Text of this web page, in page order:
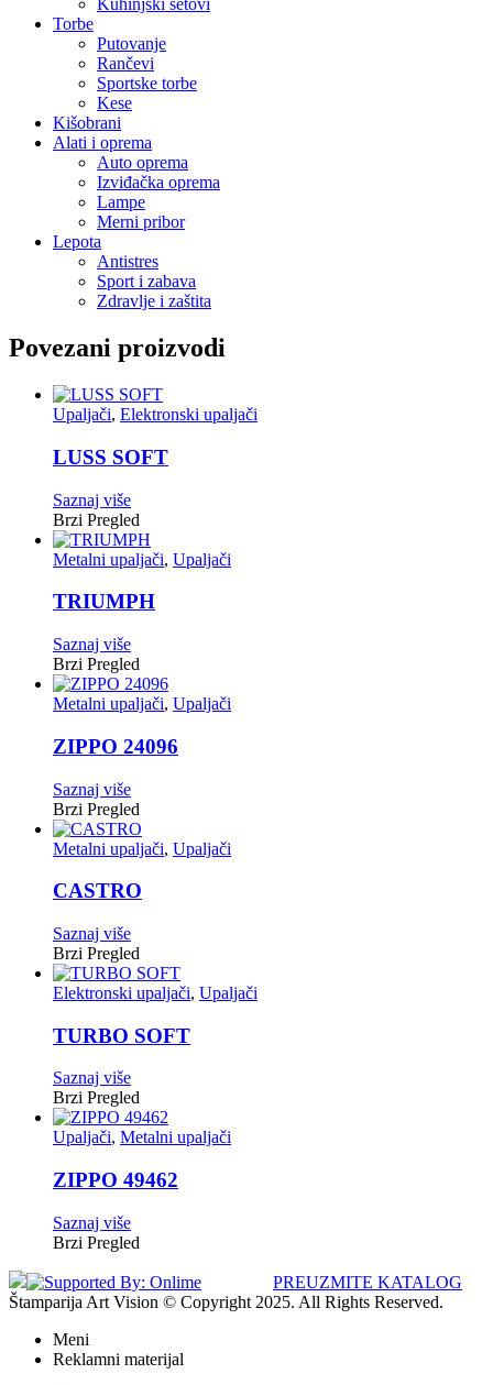
Kuhinjski setovi
Torbe
Putovanje
Rančevi
Sportske torbe
Kese
Kišobrani
Alati i oprema
Auto oprema
Izviđačka oprema
Lampe
Merni pribor
Lepota
Antistres
Sport i zabava
Zdravlje i zaštita
Povezani proizvodi
Upaljači, Elektronski upaljači
LUSS SOFT
Saznaj više
Brzi Pregled
Metalni upaljači, Upaljači
TRIUMPH
Saznaj više
Brzi Pregled
Metalni upaljači, Upaljači
ZIPPO 24096
Saznaj više
Brzi Pregled
Metalni upaljači, Upaljači
CASTRO
Saznaj više
Brzi Pregled
Elektronski upaljači, Upaljači
TURBO SOFT
Saznaj više
Brzi Pregled
Upaljači, Metalni upaljači
ZIPPO 49462
Saznaj više
Brzi Pregled
PREUZMITE KATALOG
Štamparija Art Vision © Copyright 2025. All Rights Reserved.
Meni
Reklamni materijal